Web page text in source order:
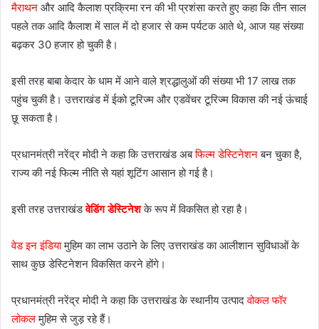
मैराथन और आदि कैलाश प्रक्रिमा रन की भी प्रशंसा करते हुए कहा कि तीन साल
पहले तक आदि कैलाश में साल में दो हजार से कम पर्यटक आते थे, आज यह संख्या
बढ़कर 30 हजार हो चुकी है।
इसी तरह बाबा केदार के धाम में आने वाले श्रद्धालुओं की संख्या भी 17 लाख तक
पहुंच चुकी है। उत्तराखंड में ईको टूरिज्म और एडवेंचर टूरिज्म विकास की नई ऊंचाई
छू सकता है।
प्रधानमंत्री नरेंद्र मोदी ने कहा कि उत्तराखंड अबफिल्म डेस्टिनेशनबन चुका है,
राज्य की नई फिल्म नीति से यहां शूटिंग आसान हो गई है।
इसी तरह उत्तराखंडवेडिंग डेस्टिनेशके रूप में विकसित हो रहा है।
वेड इन इंडियामुहिम का लाभ उठाने के लिए उत्तराखंड का आलीशान सुविधाओं के
साथ कुछ डेस्टिनेशन विकसित करने होंगे।
प्रधानमंत्री नरेंद्र मोदी ने कहा कि उत्तराखंड के स्थानीय उत्पादवोकल फॉर
लोकलमुहिम से जुड़ रहे हैं।